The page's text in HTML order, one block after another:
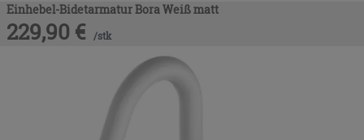
Einhebel-Bidetarmatur Bora Weiß matt
229,90 € /stk